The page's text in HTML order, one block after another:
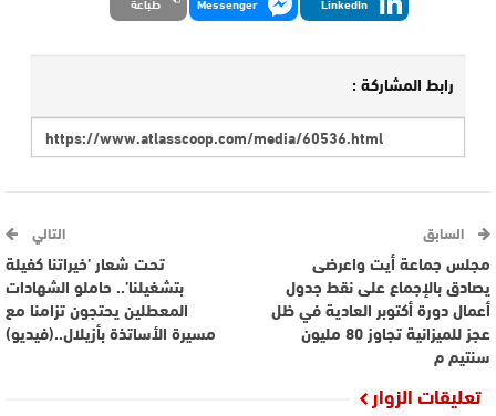
رابط المشاركة :
السابق
مجلس جماعة أيت واعرضى
يصادق بالإجماع على نقط جدول
أعمال دورة أكتوبر العادية في ظل
عجز للميزانية تجاوز 80 مليون
سنتيم م
التالي
تحت شعار ’خيراتنا كفيلة
بتشغيلنا’.. حاملو الشهادات
المعطلين يحتجون تزامنا مع
مسيرة الأساتذة بأزيلال..(فيديو)
تعليقات الزوار